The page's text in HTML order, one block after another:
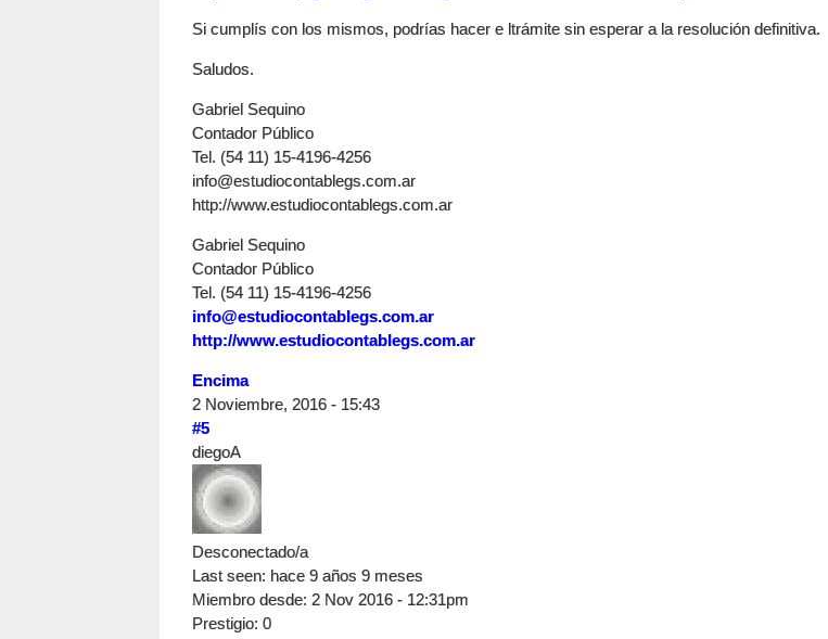
Si cumplís con los mismos, podrías hacer e ltrámite sin esperar a la resolución definitiva.
Saludos.
Gabriel Sequino
Contador Público
Tel. (54 11) 15-4196-4256
info@estudiocontablegs.com.ar
http://www.estudiocontablegs.com.ar
Gabriel Sequino
Contador Público
Tel. (54 11) 15-4196-4256
info@estudiocontablegs.com.ar
http://www.estudiocontablegs.com.ar
Encima
2 Noviembre, 2016 - 15:43
#5
diegoA
Desconectado/a
Last seen: hace 9 años 9 meses
Miembro desde: 2 Nov 2016 - 12:31pm
Prestigio: 0